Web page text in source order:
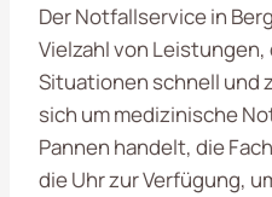
Der Notfallservice in
Vielzahl von
Situationen schnell und
sich um medizinische
Pannen handelt, die
die Uhr zur Verfügung,